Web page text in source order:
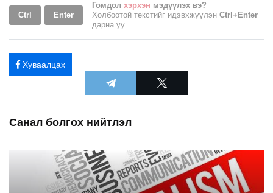
Ctrl Enter
Гомдол хэрхэн мэдүүлэх вэ?
Холбоотой текстийг идэвхжүүлэн Ctrl+Enter
дарна уу.
Хуваалцах
Санал болгох нийтлэл